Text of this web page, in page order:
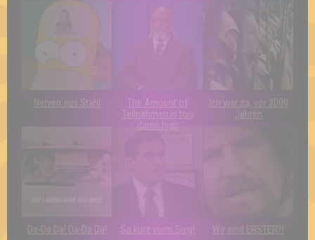
Nerven aus Stahl
The Amount of
Teilnahmen is too
damn high
Ich war da, vor 3000
Jahren
Da-Da Da! Da-Da Da! So kurz vorm Sieg! Wir sind ERSTER?!